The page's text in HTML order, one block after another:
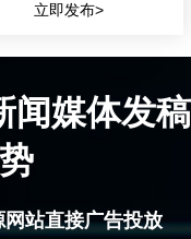
立即发布>
闻媒体发稿
站直接广告投放